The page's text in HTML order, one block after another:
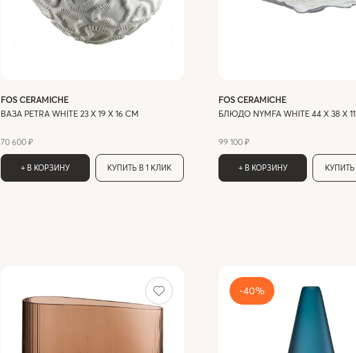
FOS CERAMICHE
ВАЗА PETRA WHITE 23 X 19 X 16 СМ
70 600 ₽
+ В КОРЗИНУ КУПИТЬ В 1 КЛИК
FOS CERAMICHE
БЛЮДО NYMFA WHITE 44 X 38 X
99 100 ₽
+ В КОРЗИНУ КУПИТЬ
-40%